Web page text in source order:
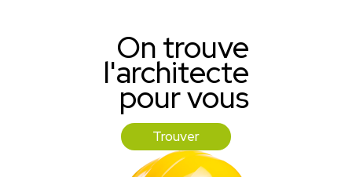
On trouve
l'architecte
pour vous
Trouver